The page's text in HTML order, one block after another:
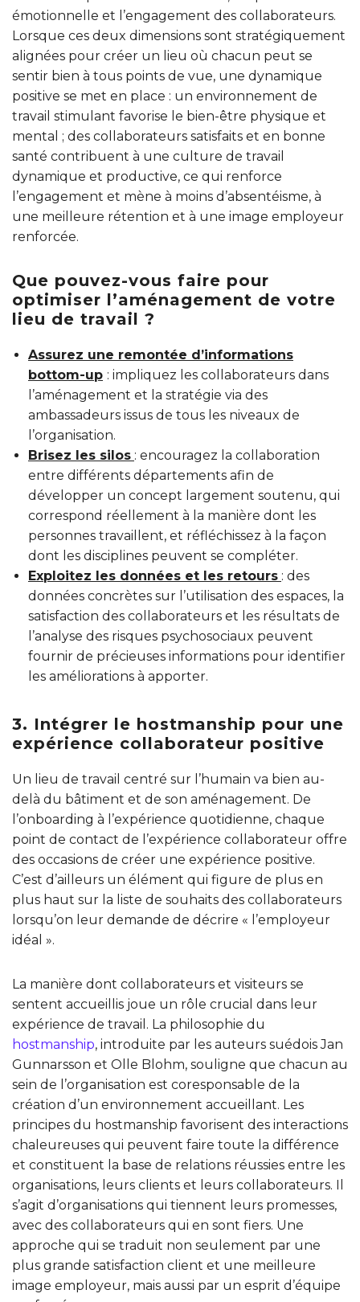
émotionnelle et l’engagement des collaborateurs.
Lorsque ces deux dimensions sont stratégiquement
alignées pour créer un lieu où chacun peut se
sentir bien à tous points de vue, une dynamique
positive se met en place : un environnement de
travail stimulant favorise le bien-être physique et
mental ; des collaborateurs satisfaits et en bonne
santé contribuent à une culture de travail
dynamique et productive, ce qui renforce
l’engagement et mène à moins d’absentéisme, à
une meilleure rétention et à une image employeur
renforcée.
Que pouvez-vous faire pour
optimiser l’aménagement de votre
lieu de travail ?
Assurez une remontée d’informations
bottom-up : impliquez les collaborateurs dans
l’aménagement et la stratégie via des
ambassadeurs issus de tous les niveaux de
l’organisation.
Brisez les silos : encouragez la collaboration
entre différents départements afin de
développer un concept largement soutenu, qui
correspond réellement à la manière dont les
personnes travaillent, et réfléchissez à la façon
dont les disciplines peuvent se compléter.
Exploitez les données et les retours : des
données concrètes sur l’utilisation des espaces, la
satisfaction des collaborateurs et les résultats de
l’analyse des risques psychosociaux peuvent
fournir de précieuses informations pour identifier
les améliorations à apporter.
3. Intégrer le hostmanship pour une
expérience collaborateur positive
Un lieu de travail centré sur l’humain va bien au-
delà du bâtiment et de son aménagement. De
l’onboarding à l’expérience quotidienne, chaque
point de contact de l’expérience collaborateur offre
des occasions de créer une expérience positive.
C’est d’ailleurs un élément qui figure de plus en
plus haut sur la liste de souhaits des collaborateurs
lorsqu’on leur demande de décrire « l’employeur
idéal ».
La manière dont collaborateurs et visiteurs se
sentent accueillis joue un rôle crucial dans leur
expérience de travail. La philosophie du
hostmanship, introduite par les auteurs suédois Jan
Gunnarsson et Olle Blohm, souligne que chacun au
sein de l’organisation est coresponsable de la
création d’un environnement accueillant. Les
principes du hostmanship favorisent des interactions
chaleureuses qui peuvent faire toute la différence
et constituent la base de relations réussies entre les
organisations, leurs clients et leurs collaborateurs. Il
s’agit d’organisations qui tiennent leurs promesses,
avec des collaborateurs qui en sont fiers. Une
approche qui se traduit non seulement par une
plus grande satisfaction client et une meilleure
image employeur, mais aussi par un esprit d’équipe